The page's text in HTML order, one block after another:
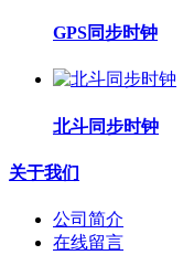
GPS同步时钟
北斗同步时钟
关于我们
公司简介
在线留言